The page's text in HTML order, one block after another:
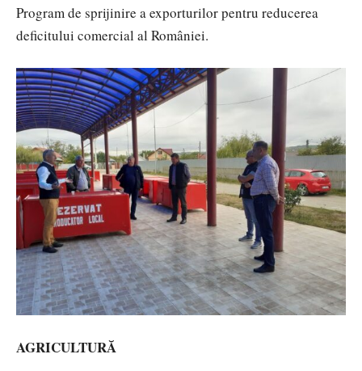
Program de sprijinire a exporturilor pentru reducerea
deficitului comercial al României.
AGRICULTURĂ